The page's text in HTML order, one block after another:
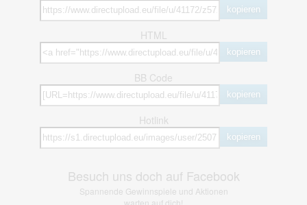
kopieren
HTML
kopieren
BB Code
kopieren
Hotlink
kopieren
Besuch uns doch auf Facebook
Spannende Gewinnspiele und Aktionen
warten auf dich!